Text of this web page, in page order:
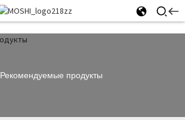
Рекомендуемые продукты